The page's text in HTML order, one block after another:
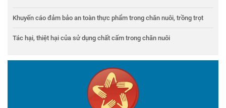
Khuyến cáo đảm bảo an toàn thực phẩm trong chăn nuôi, trồng trọt
Tác hại, thiệt hại của sử dụng chất cấm trong chăn nuôi